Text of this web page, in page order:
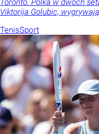
Toronto. Polka w dwóch
Viktorija Golubic,
TenisSport